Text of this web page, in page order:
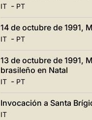
IT- PT
14 de octubre de 1991,
IT- PT
13 de octubre de 1991,
brasileño en Natal
IT- PT
Invocación a Santa
IT